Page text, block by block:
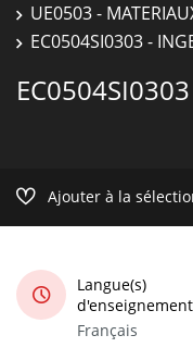
UE0503 -
EC0504SI0303 -
Ajouter à la
Langue(s)
d'enseignement
Français